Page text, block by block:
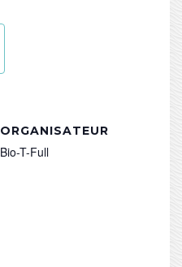
ORGANISATEUR
Bio-T-Full